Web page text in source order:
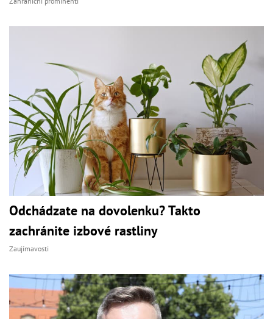
Odchádzate na dovolenku? Takto
zachránite izbové rastliny
Zaujímavosti